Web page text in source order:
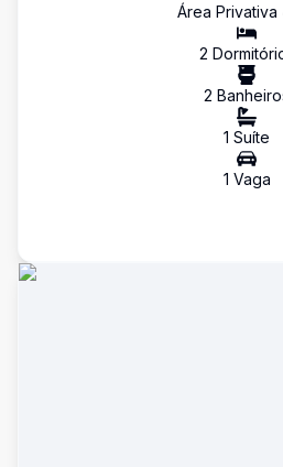
Área Privativa
2
2 Banheiro
1 Suíte
1 Vaga